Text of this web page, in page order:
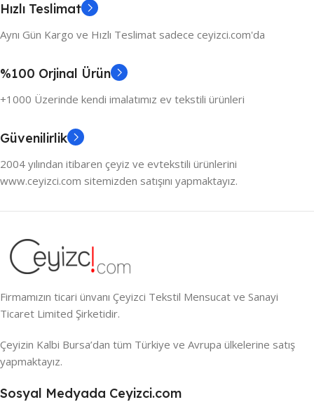
Hızlı Teslimat
Aynı Gün Kargo ve Hızlı Teslimat sadece ceyizci.com'da
%100 Orjinal Ürün
+1000 Üzerinde kendi imalatımız ev tekstili ürünleri
Güvenilirlik
2004 yılından itibaren çeyiz ve evtekstili ürünlerini
www.ceyizci.com sitemizden satışını yapmaktayız.
Firmamızın ticari ünvanı Çeyizci Tekstil Mensucat ve Sanayi
Ticaret Limited Şirketidir.
Çeyizin Kalbi Bursa’dan tüm Türkiye ve Avrupa ülkelerine satış
yapmaktayız.
Sosyal Medyada Ceyizci.com